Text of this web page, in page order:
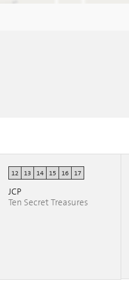
12 13 14 15 16 17
JCP
Ten Secret Treasures